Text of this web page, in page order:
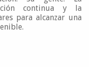
continua y la
para alcanzar una